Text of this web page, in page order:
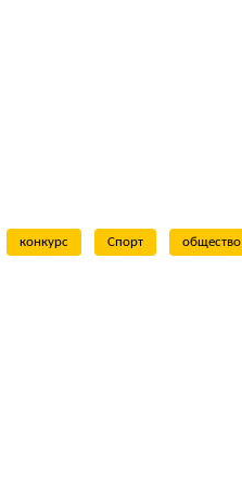
конкурс Спорт общество